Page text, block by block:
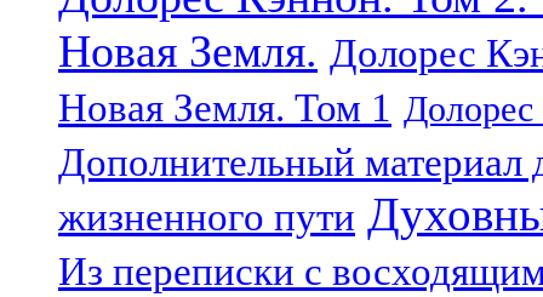
Новая Земля. Долорес
Новая Земля. Том 1
Дополнительный материал
жизненного пути
Из переписки с